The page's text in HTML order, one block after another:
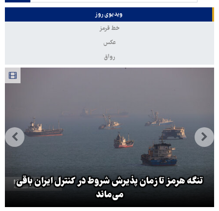
ویدیوی روز
خط قرمز
عکس
رواق
تنگه هرمز تا زمان پذیرش شروط در کنترل ایران باقی
می‌ماند